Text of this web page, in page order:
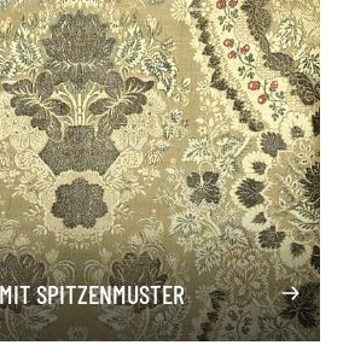
SPITZENMUSTER